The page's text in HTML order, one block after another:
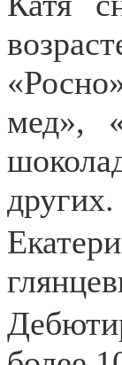
мед»,
других.